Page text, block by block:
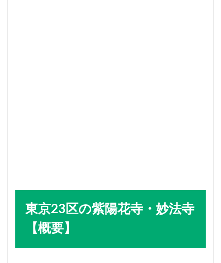
東京23区の紫陽花寺・妙法寺
【概要】